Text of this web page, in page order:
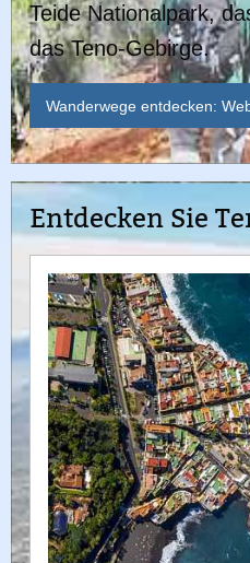
Teide Nationalpark,
das Teno-Gebirge.
Wanderwege entdecken:
Entdecken Sie